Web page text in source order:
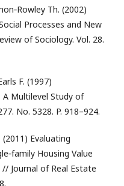
Th. (2002)
Processes and New
of Sociology. Vol. 28.
F. (1997)
A Multilevel Study of
No. 5328. P. 918–924.
(2011) Evaluating
Housing Value
Journal of Real Estate